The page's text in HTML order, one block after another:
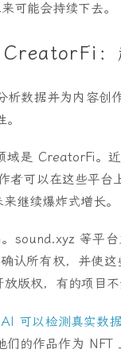
可能会持续下去。
：
数据并为内容创
是 CreatorFi。
可以在这些平台
继续爆炸式增长。
sound.xyz 等平
认所有权，并使
版权，有的项目不
AI 可以检测真实数
们的作品作为 NFT